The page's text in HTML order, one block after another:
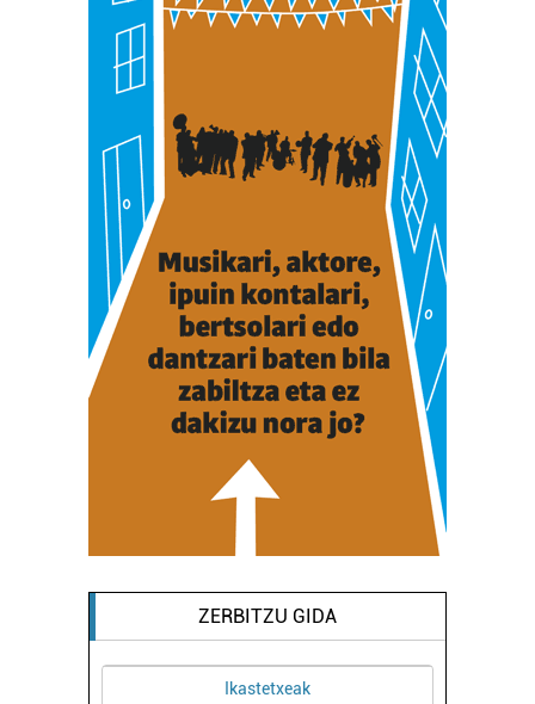
ZERBITZU GIDA
Ikastetxeak